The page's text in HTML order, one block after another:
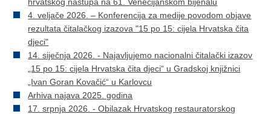
4. veljače 2026. – Konferencija za medije povodom objave
rezultata čitalačkog izazova "15 po 15: cijela Hrvatska čita
djeci"
14. siječnja 2026. - Najavljujemo nacionalni čitalački izazov
„15 po 15: cijela Hrvatska čita djeci“ u Gradskoj knjižnici
„Ivan Goran Kovačić“ u Karlovcu
Arhiva najava 2025. godina
17. srpnja 2026. - Obilazak Hrvatskog restauratorskog